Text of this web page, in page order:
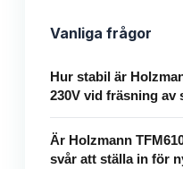
Vanliga frågor
Hur stabil är
230V vid fräsning av
Är Holzmann
svår att ställa in för